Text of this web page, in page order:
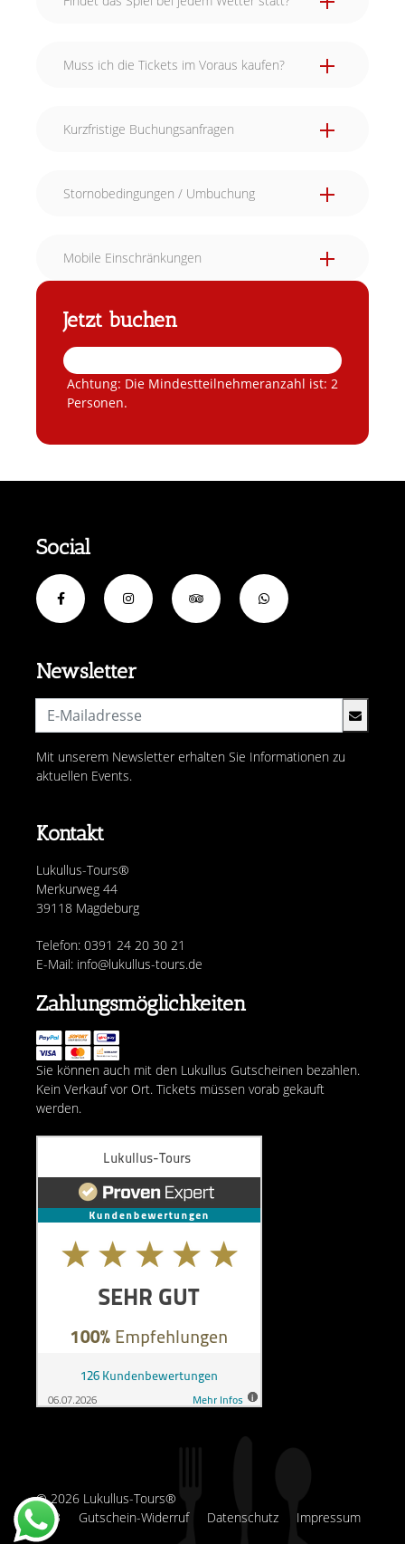
Muss ich die Tickets im Voraus kaufen?
Kurzfristige Buchungsanfragen
Stornobedingungen / Umbuchung
Mobile Einschränkungen
Jetzt buchen
Achtung: Die Mindestteilnehmeranzahl ist: 2
Personen.
Kontakt
Lukullus-Tours®
Merkurweg 44
39118 Magdeburg
Telefon: 0391 24 20 30 21
E-Mail: info@lukullus-tours.de
Newsletter
Mit unserem Newsletter erhalten Sie Informationen zu
aktuellen Events.
Social
Zahlungsmöglichkeiten
Sie können auch mit den Lukullus Gutscheinen bezahlen.
Kein Verkauf vor Ort. Tickets müssen vorab gekauft
werden.
AGB Gutschein-Widerruf Datenschutz Impressum
© 2026 Lukullus-Tours®